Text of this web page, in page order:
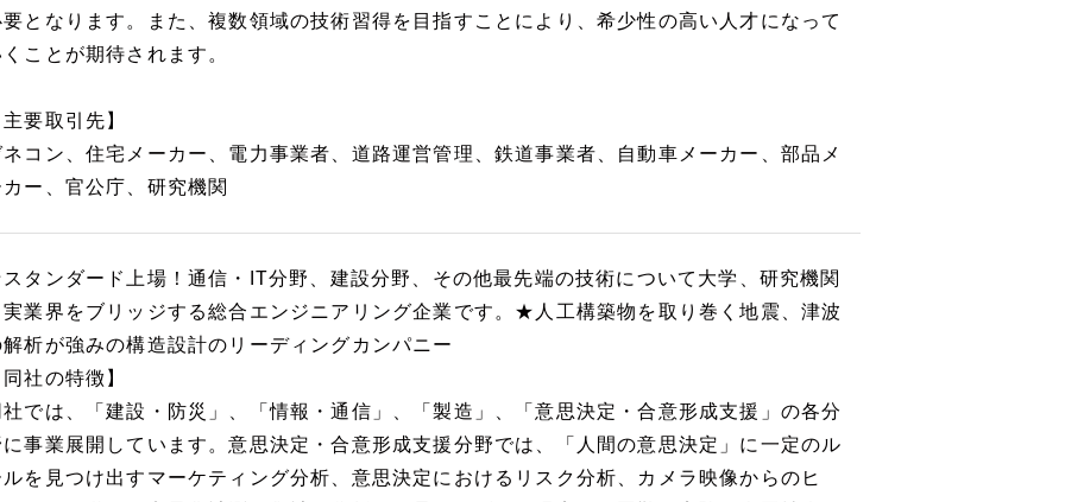
となります。また、複数領域の技術習得を目指すことにより、希少性の高い人才になって
ことが期待されます。
要取引先】
コン、住宅メーカー、電力事業者、道路運営管理、鉄道事業者、自動車メーカー、部品メ
ー、官公庁、研究機関
タンダード上場！通信・IT分野、建設分野、その他最先端の技術について大学、研究機関
実業界をブリッジする総合エンジニアリング企業です。★人工構築物を取り巻く地震、津波
析が強みの構造設計のリーディングカンパニー
社の特徴】
では、「建設・防災」、「情報・通信」、「製造」、「意思決定・合意形成支援」の各分
事業展開しています。意思決定・合意形成支援分野では、「人間の意思決定」に一定のル
を見つけ出すマーケティング分析、意思決定におけるリスク分析、カメラ映像からのヒ